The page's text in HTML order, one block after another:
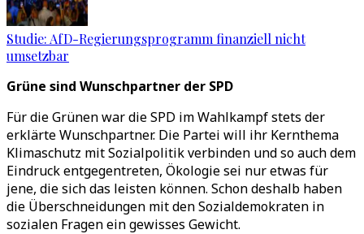
Studie: AfD-Regierungsprogramm finanziell nicht
umsetzbar
Grüne sind Wunschpartner der SPD
Für die Grünen war die SPD im Wahlkampf stets der
erklärte Wunschpartner. Die Partei will ihr Kernthema
Klimaschutz mit Sozialpolitik verbinden und so auch dem
Eindruck entgegentreten, Ökologie sei nur etwas für
jene, die sich das leisten können. Schon deshalb haben
die Überschneidungen mit den Sozialdemokraten in
sozialen Fragen ein gewisses Gewicht.